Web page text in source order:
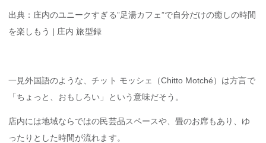
出典：庄内のユニークすぎる”足湯カフェ”で自分だけの癒しの時間
を楽しもう | 庄内 旅型録
一見外国語のような、チット モッシェ（Chitto Motché）は方言で
「ちょっと、おもしろい」という意味だそう。
店内には地域ならではの民芸品スペースや、畳のお席もあり、ゆ
ったりとした時間が流れます。